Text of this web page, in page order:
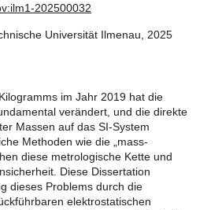
202500032
Universität Ilmenau, 2025
im Jahr 2019 hat die
verändert, und die direkte
Massen auf das SI-System
Methoden wie die „mass-
diese metrologische Kette und
Diese Dissertation
dieses Problems durch die
elektrostatischen